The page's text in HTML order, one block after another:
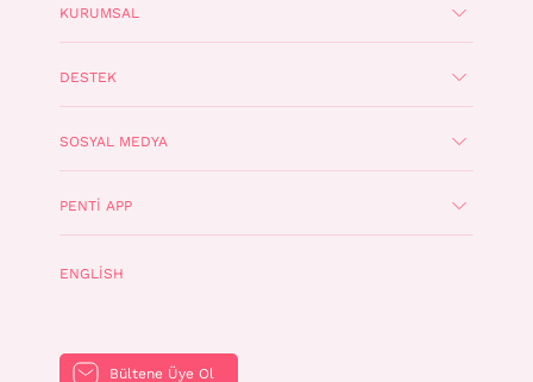
KURUMSAL
DESTEK
SOSYAL MEDYA
PENTI APP
ENGLISH
Bültene Üye Ol